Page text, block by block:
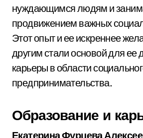
нуждающимся людям и
продвижением важных
Этот опыт и ее искреннее
другим стали основой для
карьеры в области
предпринимательства.
Образование и
Екатерина Фурцева